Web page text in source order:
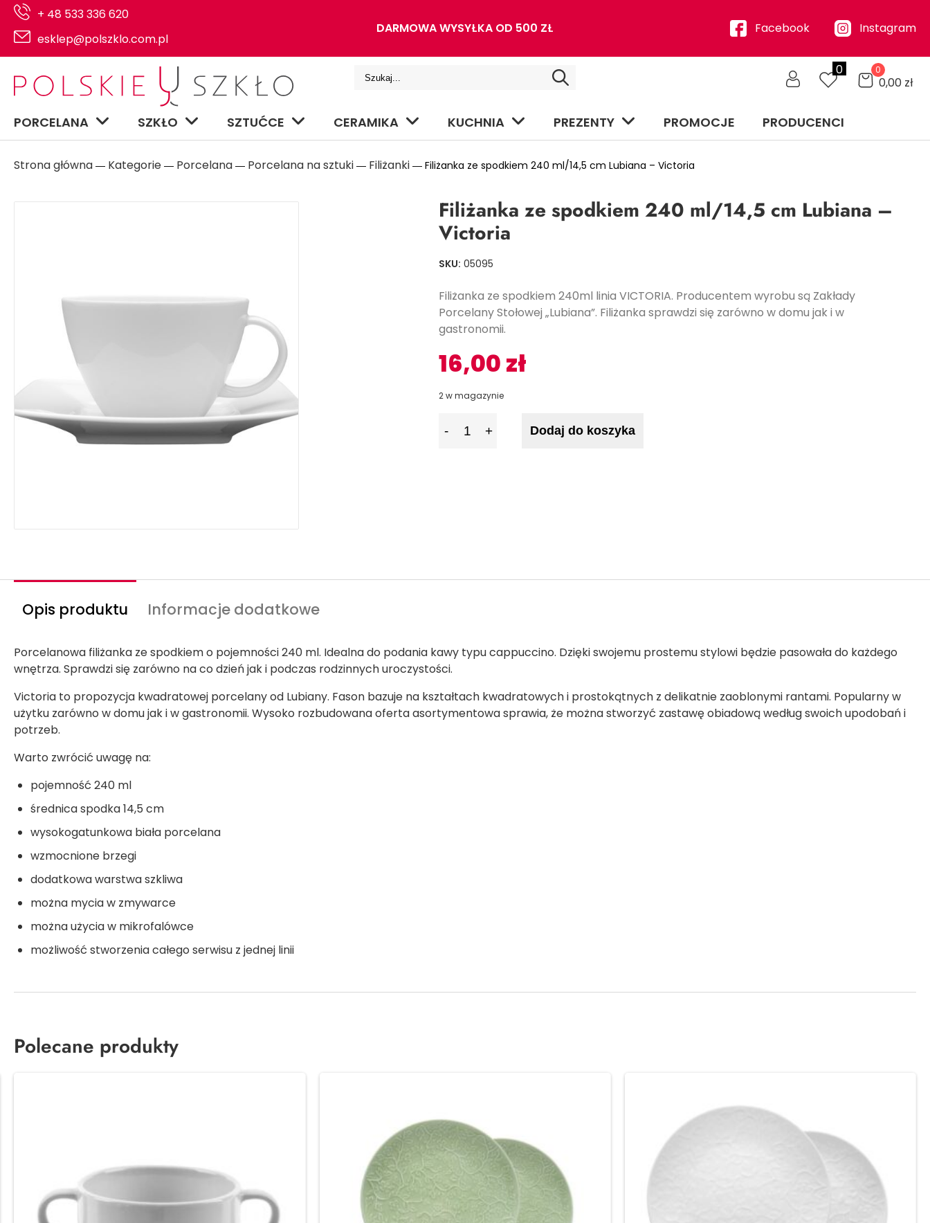
+ 48 533 336 620
esklep@polszklo.com.pl
DARMOWA WYSYŁKA OD 500 ZŁ Facebook Instagram
0 0
0,00 zł
PORCELANA SZKŁO SZTUĆCE CERAMIKA KUCHNIA PREZENTY PROMOCJE PRODUCENCI
Strona główna ― Kategorie ― Porcelana ― Porcelana na sztuki ― Filiżanki ― Filiżanka ze spodkiem 240 ml/14,5 cm Lubiana – Victoria
Filiżanka ze spodkiem 240 ml/14,5 cm Lubiana –
Victoria
SKU: 05095
Filiżanka ze spodkiem 240ml linia VICTORIA. Producentem wyrobu są Zakłady
Porcelany Stołowej „Lubiana”. Filiżanka sprawdzi się zarówno w domu jak i w
gastronomii.
16,00zł
2 w magazynie
Dodaj do koszyka
Opis produktu Informacje dodatkowe
Porcelanowa filiżanka ze spodkiem o pojemności 240 ml. Idealna do podania kawy typu cappuccino. Dzięki swojemu prostemu stylowi będzie pasowała do każdego
wnętrza. Sprawdzi się zarówno na co dzień jak i podczas rodzinnych uroczystości.
Victoria to propozycja kwadratowej porcelany od Lubiany. Fason bazuje na kształtach kwadratowych i prostokątnych z delikatnie zaoblonymi rantami. Popularny w
użytku zarówno w domu jak i w gastronomii. Wysoko rozbudowana oferta asortymentowa sprawia, że można stworzyć zastawę obiadową według swoich upodobań i
potrzeb.
Warto zwrócić uwagę na:
pojemność 240 ml
średnica spodka 14,5 cm
wysokogatunkowa biała porcelana
wzmocnione brzegi
dodatkowa warstwa szkliwa
można mycia w zmywarce
można użycia w mikrofalówce
możliwość stworzenia całego serwisu z jednej linii
Polecane produkty